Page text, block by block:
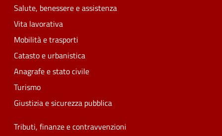
Salute, benessere e assistenza
Vita lavorativa
Mobilità e trasporti
Catasto e urbanistica
Anagrafe e stato civile
Turismo
Giustizia e sicurezza pubblica
Tributi, finanze e contravvenzioni